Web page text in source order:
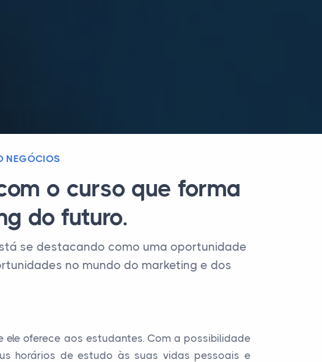
NEGÓCIOS
o curso que forma
do futuro.
se destacando como uma oportunidade
no mundo do marketing e dos
ele oferece aos estudantes. Com a possibilidade
horários de estudo às suas vidas pessoais e